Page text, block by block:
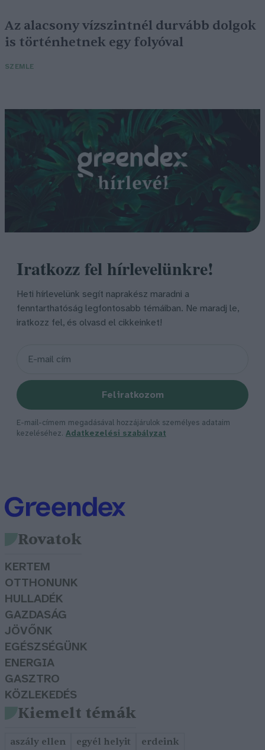
Az alacsony vízszintnél durvább dolgok
is történhetnek egy folyóval
SZEMLE
Iratkozz fel hírlevelünkre!
Heti hírlevelünk segít naprakész maradni a
fenntarthatóság legfontosabb témáiban. Ne maradj le,
iratkozz fel, és olvasd el cikkeinket!
Feliratkozom
E-mail-címem megadásával hozzájárulok személyes adataim
kezeléséhez. Adatkezelési szabályzat
Rovatok
KERTEM
OTTHONUNK
HULLADÉK
GAZDASÁG
JÖVŐNK
EGÉSZSÉGÜNK
ENERGIA
GASZTRO
KÖZLEKEDÉS
Kiemelt témák
aszály ellen egyél helyit erdeink